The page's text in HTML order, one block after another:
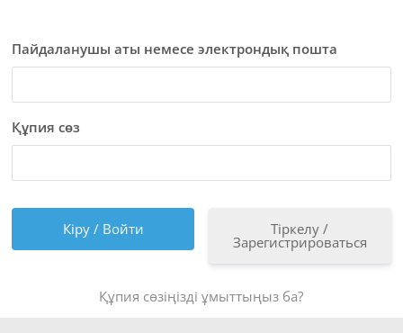
Пайдаланушы аты немесе электрондық пошта
Құпия сөз
Тіркелу /
Зарегистрироваться
Құпия сөзіңізді ұмыттыңыз ба?